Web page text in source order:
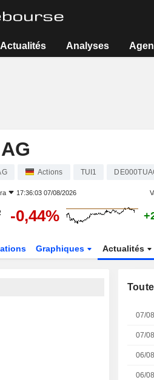
Actualités Analyses
Actions TUI1
17:36:03 07/08/2026
-0,44%
Graphiques Actualités
07/08
07/08
06/08
06/08